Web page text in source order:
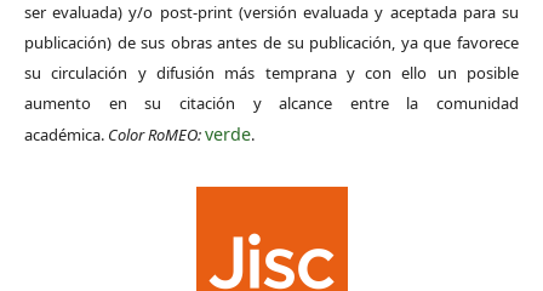
ser evaluada) y/o post-print (versión evaluada y aceptada para su
publicación) de sus obras antes de su publicación, ya que favorece
su circulación y difusión más temprana y con ello un posible
aumento en su citación y alcance entre la comunidad
académica. Color RoMEO:verde.